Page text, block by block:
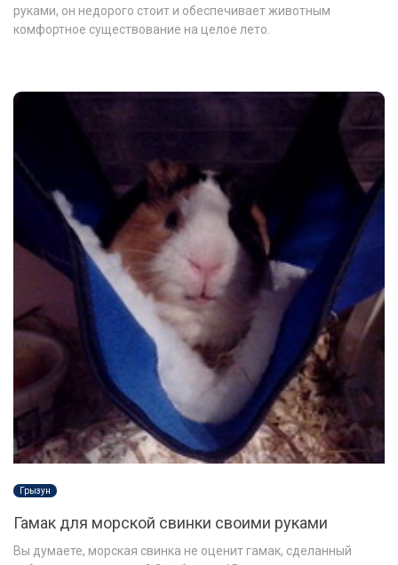
руками, он недорого стоит и обеспечивает животным
комфортное существование на целое лето.
Грызун
Гамак для морской свинки своими руками
Вы думаете, морская свинка не оценит гамак, сделанный